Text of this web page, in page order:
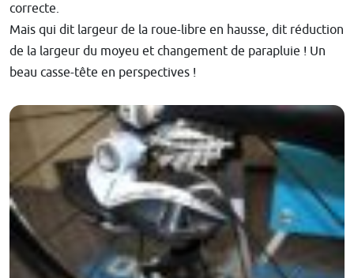
correcte.
Mais qui dit largeur de la roue-libre en hausse, dit réduction
de la largeur du moyeu et changement de parapluie ! Un
beau casse-tête en perspectives !